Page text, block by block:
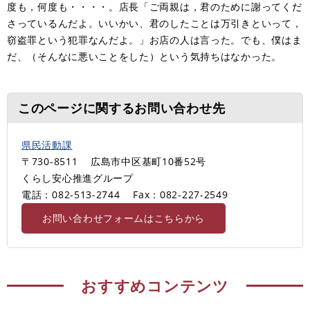
度も，何度も・・・・。店長「ご両親は，君のために謝ってくだ
さっているんだよ。いいかい、君のしたことは万引きといって，
窃盗罪という犯罪なんだよ。」お店の人は言った。でも、僕はま
だ、（そんなに悪いことをした）という気持ちはなかった。
このページに関するお問い合わせ先
県民活動課
〒730-8511
広島市中区基町10番52号
くらし安心推進グループ
電話：082-513-2744
Fax：082-227-2549
お問い合わせフォームはこちらから
おすすめコンテンツ